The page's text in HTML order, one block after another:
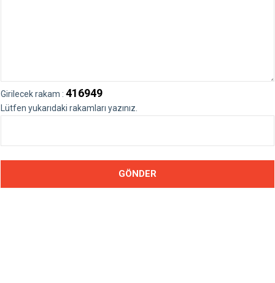
Girilecek rakam : 416949
Lütfen yukarıdaki rakamları yazınız.